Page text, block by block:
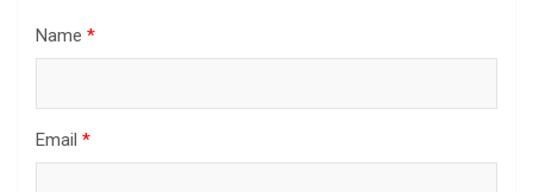
Name *
Email *